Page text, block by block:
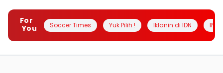
For
You
Soccer Times Yuk Pilih ! Iklanin di IDN